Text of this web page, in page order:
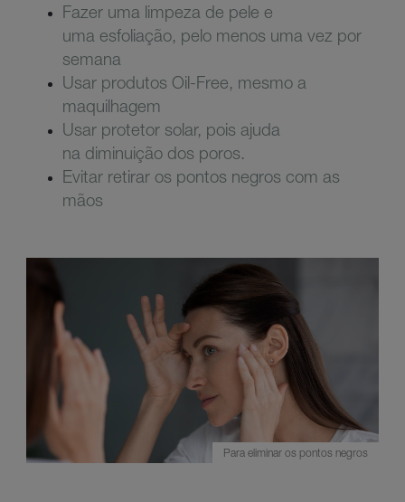
Fazer uma limpeza de pele e
uma esfoliação, pelo menos uma vez por
semana
Usar produtos Oil-Free, mesmo a
maquilhagem
Usar protetor solar, pois ajuda
na diminuição dos poros.
Evitar retirar os pontos negros com as
mãos
Para eliminar os pontos negros